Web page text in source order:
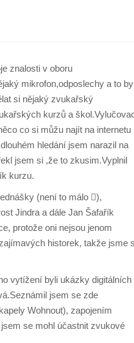
znalosti v oboru
mikrofon,odposlechy a to
si nějaký zvukařský
kurzů a
co si můžu najít na internetu
hledání jsem narazil na
jsem si ,že to zkusim.Vyplnil
kurzu.
(není to málo ),
Jindra a dále Jan Šafařík
protože oni nejsou jenom
historek, takže jsme
vytížení byli ukázky digitálních
jsem se zde
Wohnout), zapojením
se mohl účastnit zvukové